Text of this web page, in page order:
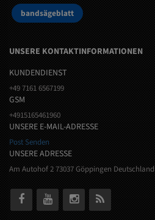
bandsägeblatt
UNSERE KONTAKTINFORMATIONEN
KUNDENDIENST
+49 7161 6567199
GSM
+4915165461960
UNSERE E-MAIL-ADRESSE
Post Senden
UNSERE ADRESSE
Am Autohof 2 73037 Göppingen Deutschland